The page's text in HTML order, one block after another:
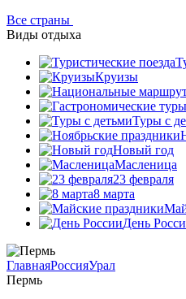
Все страны
Виды отдыха
Круизы
Туры с
Новый год
Масленица
23 февраля
8 марта
День
ГлавнаяРоссияУрал
Пермь